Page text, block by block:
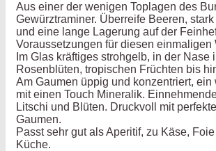
Aus einer der wenigen Toplagen des
Gewürztraminer. Überreife Beeren,
und eine lange Lagerung auf der
Voraussetzungen für diesen einmaligen
Im Glas kräftiges strohgelb, in der Nase
Rosenblüten, tropischen Früchten bis
Am Gaumen üppig und konzentriert,
mit einen Touch Mineralik.
Litschi und Blüten. Druckvoll mit
Gaumen.
Passt sehr gut als Aperitif, zu Käse,
Küche.